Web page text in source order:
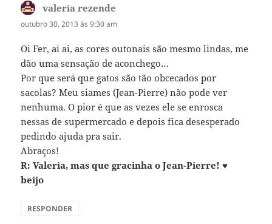
valeria rezende
outubro 30, 2013 às 9:30 am
Oi Fer, ai ai, as cores outonais são mesmo lindas, me
dão uma sensação de aconchego…
Por que será que gatos são tão obcecados por
sacolas? Meu siames (Jean-Pierre) não pode ver
nenhuma. O pior é que as vezes ele se enrosca
nessas de supermercado e depois fica desesperado
pedindo ajuda pra sair.
Abraços!
R: Valeria, mas que gracinha o Jean-Pierre! ♥
beijo
RESPONDER